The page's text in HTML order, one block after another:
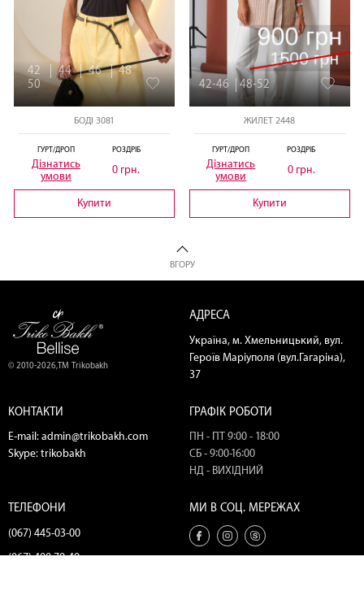
42 44 46
48
50
БОДІ 3081
ГУРТ/ДРОП
Дізнатись
умови
РОЗДРІБ
0 грн.
Купити
42-46 48-52
ЖИЛЕТ 2448
ГУРТ/ДРОП
Дізнатись
умови
РОЗДРІБ
0 грн.
Купити
ВГОРУ
© 2010-2026,ТМ Trikobakh
АДРЕСА
Україна, м. Хмельницький, вул.
Героїв Маріуполя (вул.Гагаріна),
37
КОНТАКТИ
E-mail: admin@trikobakh.com
Skype: trikobakh
ГРАФІК РОБОТИ
ПН - ПТ 9:00 - 18:00
СБ - 9:00-16:00
НД - ВИХІДНИЙ
ТЕЛЕФОНИ
(067) 445-03-00
(067) 400-79-49
МИ В СОЦ. МЕРЕЖАХ